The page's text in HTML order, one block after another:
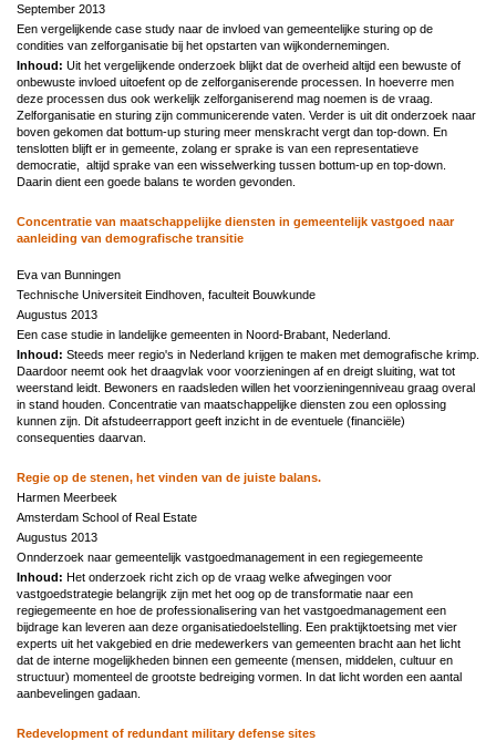
September 2013
Een vergelijkende case study naar de invloed van gemeentelijke sturing op de
condities van zelforganisatie bij het opstarten van wijkondernemingen.
Inhoud: Uit het vergelijkende onderzoek blijkt dat de overheid altijd een bewuste of
onbewuste invloed uitoefent op de zelforganiserende processen. In hoeverre men
deze processen dus ook werkelijk zelforganiserend mag noemen is de vraag.
Zelforganisatie en sturing zijn communicerende vaten. Verder is uit dit onderzoek naar
boven gekomen dat bottum-up sturing meer menskracht vergt dan top-down. En
tenslotten blijft er in gemeente, zolang er sprake is van een representatieve
democratie, altijd sprake van een wisselwerking tussen bottum-up en top-down.
Daarin dient een goede balans te worden gevonden.
Concentratie van maatschappelijke diensten in gemeentelijk vastgoed naar
aanleiding van demografische transitie
Eva van Bunningen
Technische Universiteit Eindhoven, faculteit Bouwkunde
Augustus 2013
Een case studie in landelijke gemeenten in Noord-Brabant, Nederland.
Inhoud: Steeds meer regio's in Nederland krijgen te maken met demografische krimp.
Daardoor neemt ook het draagvlak voor voorzieningen af en dreigt sluiting, wat tot
weerstand leidt. Bewoners en raadsleden willen het voorzieningenniveau graag overal
in stand houden. Concentratie van maatschappelijke diensten zou een oplossing
kunnen zijn. Dit afstudeerrapport geeft inzicht in de eventuele (financiële)
consequenties daarvan.
Regie op de stenen, het vinden van de juiste balans.
Harmen Meerbeek
Amsterdam School of Real Estate
Augustus 2013
Onnderzoek naar gemeentelijk vastgoedmanagement in een regiegemeente
Inhoud: Het onderzoek richt zich op de vraag welke afwegingen voor
vastgoedstrategie belangrijk zijn met het oog op de transformatie naar een
regiegemeente en hoe de professionalisering van het vastgoedmanagement een
bijdrage kan leveren aan deze organisatiedoelstelling. Een praktijktoetsing met vier
experts uit het vakgebied en drie medewerkers van gemeenten bracht aan het licht
dat de interne mogelijkheden binnen een gemeente (mensen, middelen, cultuur en
structuur) momenteel de grootste bedreiging vormen. In dat licht worden een aantal
aanbevelingen gadaan.
Redevelopment of redundant military defense sites